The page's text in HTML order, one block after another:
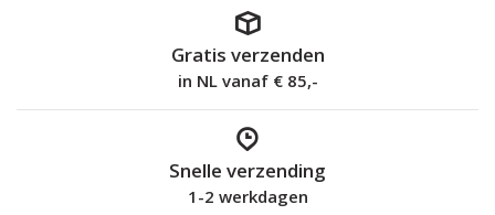
Gratis verzenden
in NL vanaf € 85,-
Snelle verzending
1-2 werkdagen